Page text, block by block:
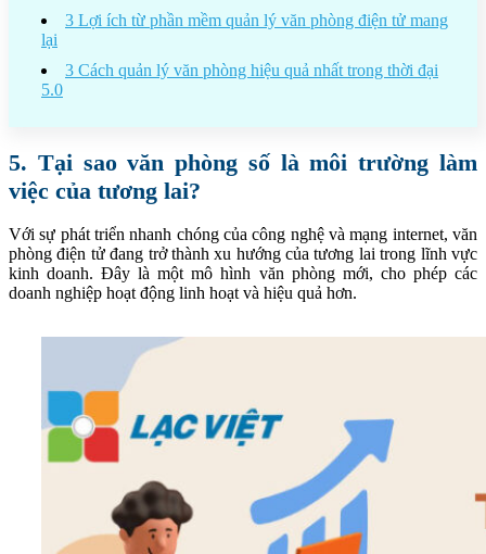
3 Lợi ích từ phần mềm quản lý văn phòng điện tử mang
lại
3 Cách quản lý văn phòng hiệu quả nhất trong thời đại
5.0
5. Tại sao văn phòng số là môi trường làm
việc của tương lai?
Với sự phát triển nhanh chóng của công nghệ và mạng internet, văn
phòng điện tử đang trở thành xu hướng của tương lai trong lĩnh vực
kinh doanh. Đây là một mô hình văn phòng mới, cho phép các
doanh nghiệp hoạt động linh hoạt và hiệu quả hơn.